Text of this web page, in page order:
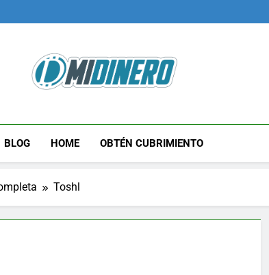
Midinero.co
BLOG HOME OBTÉN CUBRIMIENTO
Toshl